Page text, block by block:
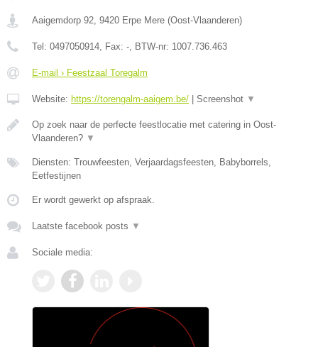
Aaigemdorp 92, 9420 Erpe Mere (Oost-Vlaanderen)
Tel: 0497050914, Fax: -, BTW-nr: 1007.736.463
E-mail › Feestzaal Toregalm
Website: https://torengalm-aaigem.be/ Screenshot ▼
Op zoek naar de perfecte feestlocatie met catering in Oost-
Vlaanderen? ▼
Diensten: Trouwfeesten, Verjaardagsfeesten, Babyborrels,
Eetfestijnen
Er wordt gewerkt op afspraak.
Laatste facebook posts ▼
Sociale media: